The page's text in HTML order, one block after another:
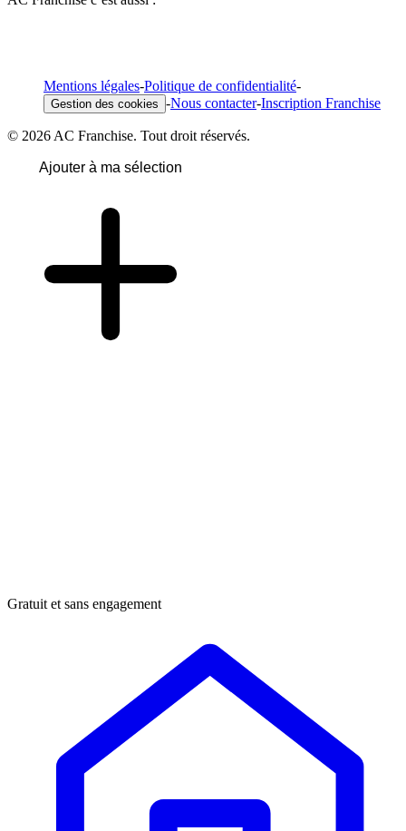
Mentions légales-Politique de confidentialité-
Gestion des cookies -Nous contacter-Inscription Franchise
© 2026 AC Franchise. Tout droit réservés.
Ajouter à ma sélection
Gratuit et sans engagement